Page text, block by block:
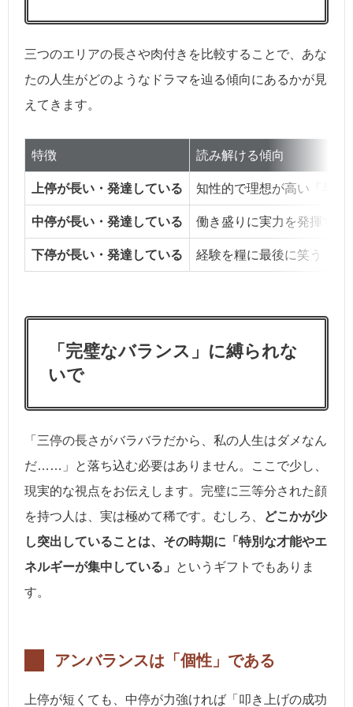
三つのエリアの長さや肉付きを比較することで、あな
たの人生がどのようなドラマを辿る傾向にあるかが見
えてきます。
特徴 読み解ける傾向
上停が長い・発達している 知性的で理想が高い「早
中停が長い・発達している 働き盛りに実力を発揮す
下停が長い・発達している 経験を糧に最後に笑う「
「完璧なバランス」に縛られな
いで
「三停の長さがバラバラだから、私の人生はダメなん
だ……」と落ち込む必要はありません。ここで少し、
現実的な視点をお伝えします。完璧に三等分された顔
を持つ人は、実は極めて稀です。むしろ、
どこかが少
し突出していることは、その時期に「特別な才能やエ
ネルギーが集中している」
というギフトでもありま
す。
アンバランスは「個性」である
上停が短くても、中停が力強ければ「叩き上げの成功